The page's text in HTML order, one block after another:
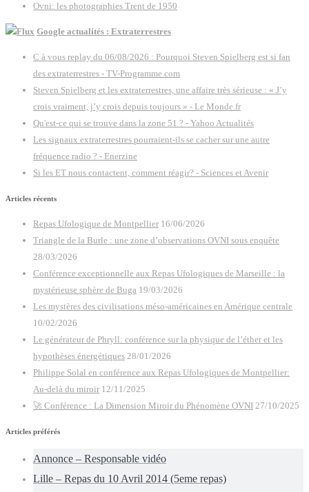
Ovni: les photographies Trent de 1950
Google actualités : Extraterrestres
C à vous replay du 06/08/2026 : Pourquoi Steven Spielberg est si fan
des extraterrestres - TV-Programme.com
Steven Spielberg et les extraterrestres, une affaire très sérieuse : « J’y
crois vraiment, j’y crois depuis toujours » - Le Monde.fr
Qu'est-ce qui se trouve dans la zone 51 ? - Yahoo Actualités
Les signaux extraterrestres pourraient-ils se cacher sur une autre
fréquence radio ? - Enerzine
Si les ET nous contactent, comment réagir? - Sciences et Avenir
Articles récents
Repas Ufologique de Montpellier 16/06/2026
Triangle de la Burle : une zone d’observations OVNI sous enquête
28/03/2026
Conférence exceptionnelle aux Repas Ufologiques de Marseille : la
mystérieuse sphère de Buga 19/03/2026
Les mystères des civilisations méso-américaines en Amérique centrale
10/02/2026
Le générateur de Phryll: conférence sur la physique de l’éther et les
hypothèses énergétiques 28/01/2026
Philippe Solal en conférence aux Repas Ufologiques de Montpellier:
Au-delà du miroir 12/11/2025
🚀 Conférence : La Dimension Miroir du Phénomène OVNI 27/10/2025
Articles préférés
Annonce – Responsable vidéo
Lille – Repas du 10 Avril 2014 (5eme repas)